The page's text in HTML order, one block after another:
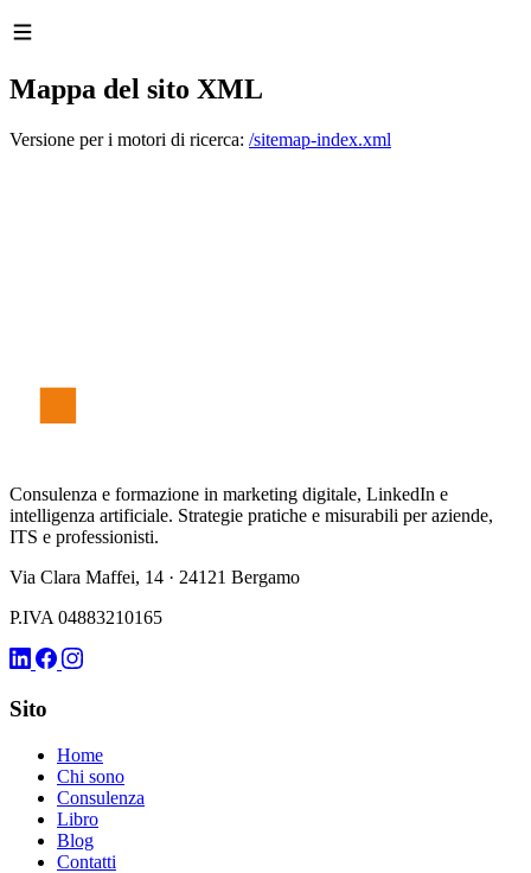
Mappa del sito XML
Versione per i motori di ricerca: /sitemap-index.xml
Consulenza e formazione in marketing digitale, LinkedIn e
intelligenza artificiale. Strategie pratiche e misurabili per aziende,
ITS e professionisti.
Via Clara Maffei, 14 · 24121 Bergamo
P.IVA 04883210165
Sito
Home
Chi sono
Consulenza
Libro
Blog
Contatti